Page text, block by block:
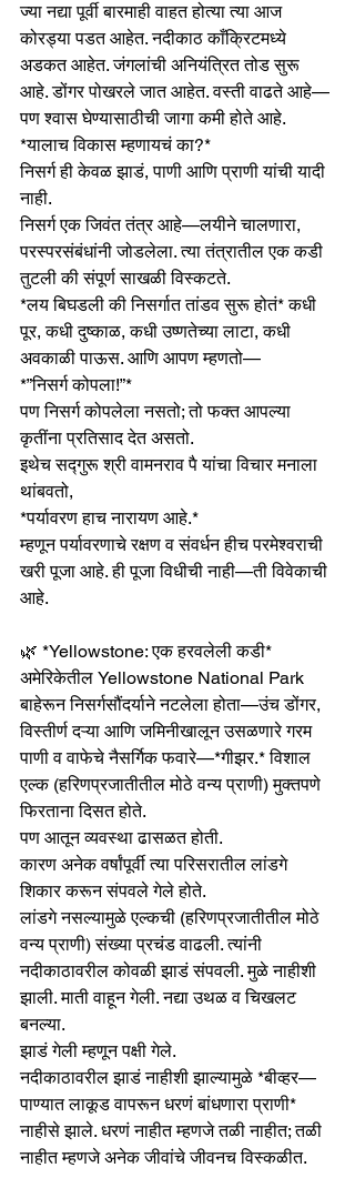
ज्या नद्या पूर्वी बारमाही वाहत होत्या त्या आज
कोरड्या पडत आहेत. नदीकाठ काँक्रिटमध्ये
अडकत आहेत. जंगलांची अनियंत्रित तोड सुरू
आहे. डोंगर पोखरले जात आहेत. वस्ती वाढते आहे—
पण श्वास घेण्यासाठीची जागा कमी होते आहे.
*यालाच विकास म्हणायचं का?*
निसर्ग ही केवळ झाडं, पाणी आणि प्राणी यांची यादी
नाही.
निसर्ग एक जिवंत तंत्र आहे—लयीने चालणारा,
परस्परसंबंधांनी जोडलेला. त्या तंत्रातील एक कडी
तुटली की संपूर्ण साखळी विस्कटते.
*लय बिघडली की निसर्गात तांडव सुरू होतं* कधी
पूर, कधी दुष्काळ, कधी उष्णतेच्या लाटा, कधी
अवकाळी पाऊस. आणि आपण म्हणतो—
*”निसर्ग कोपला!”*
पण निसर्ग कोपलेला नसतो; तो फक्त आपल्या
कृतींना प्रतिसाद देत असतो.
इथेच सद्गुरू श्री वामनराव पै यांचा विचार मनाला
थांबवतो,
*पर्यावरण हाच नारायण आहे.*
म्हणून पर्यावरणाचे रक्षण व संवर्धन हीच परमेश्वराची
खरी पूजा आहे. ही पूजा विधीची नाही—ती विवेकाची
आहे.
🌿 *Yellowstone: एक हरवलेली कडी*
अमेरिकेतील Yellowstone National Park
बाहेरून निसर्गसौंदर्याने नटलेला होता—उंच डोंगर,
विस्तीर्ण दऱ्या आणि जमिनीखालून उसळणारे गरम
पाणी व वाफेचे नैसर्गिक फवारे—*गीझर.* विशाल
एल्क (हरिणप्रजातीतील मोठे वन्य प्राणी) मुक्तपणे
फिरताना दिसत होते.
पण आतून व्यवस्था ढासळत होती.
कारण अनेक वर्षांपूर्वी त्या परिसरातील लांडगे
शिकार करून संपवले गेले होते.
लांडगे नसल्यामुळे एल्कची (हरिणप्रजातीतील मोठे
वन्य प्राणी) संख्या प्रचंड वाढली. त्यांनी
नदीकाठावरील कोवळी झाडं संपवली. मुळे नाहीशी
झाली. माती वाहून गेली. नद्या उथळ व चिखलट
बनल्या.
झाडं गेली म्हणून पक्षी गेले.
नदीकाठावरील झाडं नाहीशी झाल्यामुळे *बीव्हर—
पाण्यात लाकूड वापरून धरणं बांधणारा प्राणी*
नाहीसे झाले. धरणं नाहीत म्हणजे तळी नाहीत; तळी
नाहीत म्हणजे अनेक जीवांचे जीवनच विस्कळीत.